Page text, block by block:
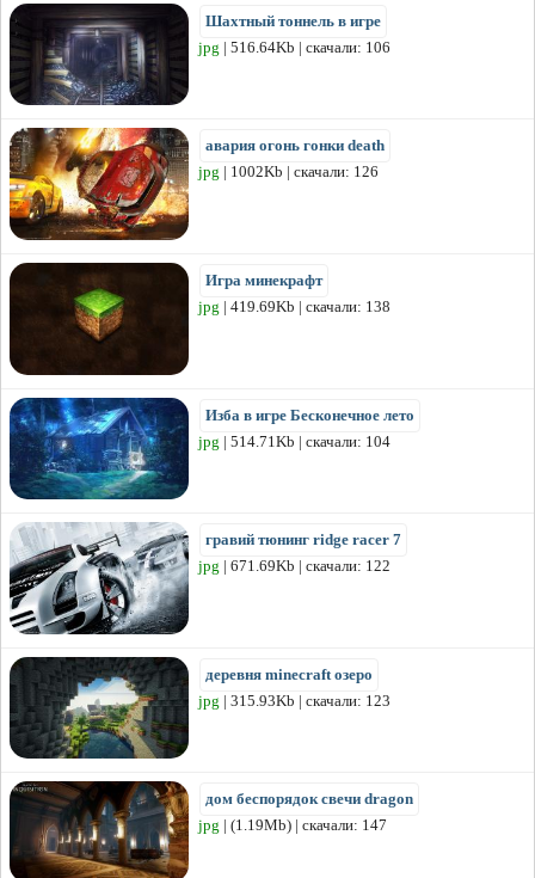
Шахтный тоннель в игре
jpg | 516.64Kb | скачали: 106
авария огонь гонки death
jpg | 1002Kb | скачали: 126
Игра минекрафт
jpg | 419.69Kb | скачали: 138
Изба в игре Бесконечное лето
jpg | 514.71Kb | скачали: 104
гравий тюнинг ridge racer 7
jpg | 671.69Kb | скачали: 122
деревня minecraft озеро
jpg | 315.93Kb | скачали: 123
дом беспорядок свечи dragon
jpg | (1.19Mb) | скачали: 147